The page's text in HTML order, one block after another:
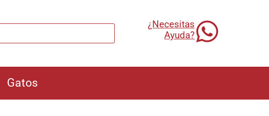
¿Necesitas
Ayuda?
Gatos